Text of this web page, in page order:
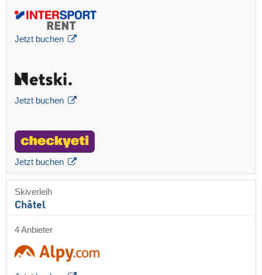
Jetzt buchen
Jetzt buchen
Jetzt buchen
Skiverleih
Châtel
4 Anbieter